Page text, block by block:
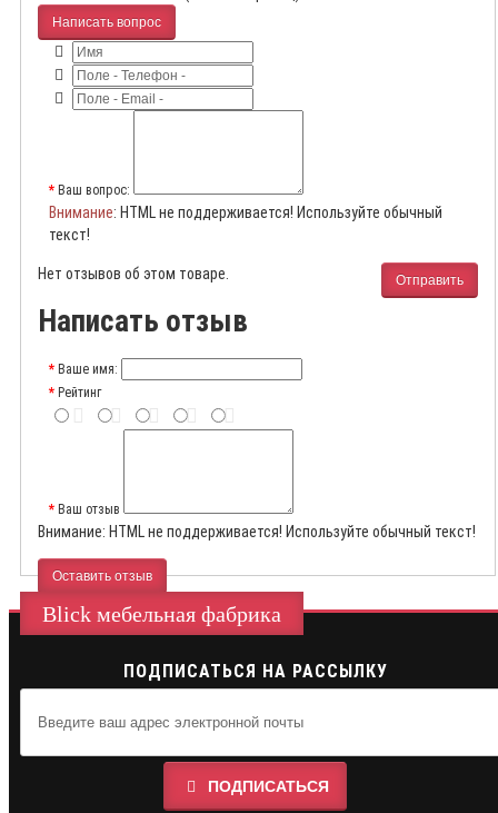
Написать вопрос
Ваш вопрос:
Внимание: HTML не поддерживается! Используйте обычный
текст!
Отправить
Нет отзывов об этом товаре.
Написать отзыв
Ваше имя:
Рейтинг
Ваш отзыв
Внимание: HTML не поддерживается! Используйте обычный текст!
Оставить отзыв
Blick мебельная фабрика
ПОДПИСАТЬСЯ НА РАССЫЛКУ
ПОДПИСАТЬСЯ